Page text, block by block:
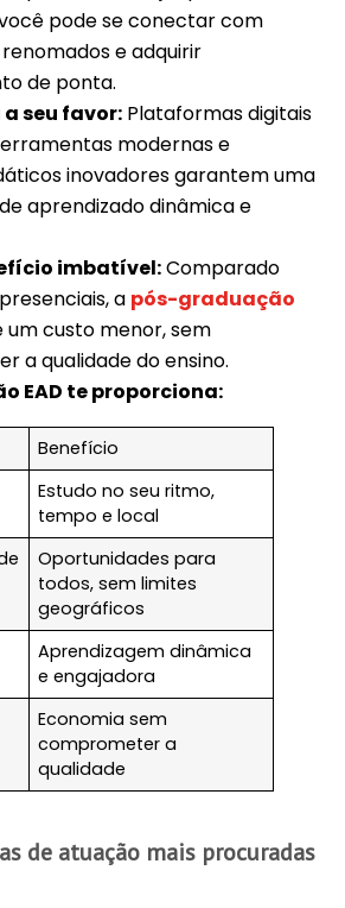
pode se conectar com
e adquirir
de ponta.
seu favor: Plataformas digitais
modernas e
inovadores garantem uma
aprendizado dinâmica e
imbatível:Comparado
a pós-graduação
custo menor, sem
a qualidade do ensino.
EAD te proporciona:
Benefício
Estudo no seu ritmo,
tempo e local
Oportunidades para
todos, sem limites
geográficos
Aprendizagem dinâmica
e engajadora
Economia sem
comprometer a
qualidade
de atuação mais procuradas